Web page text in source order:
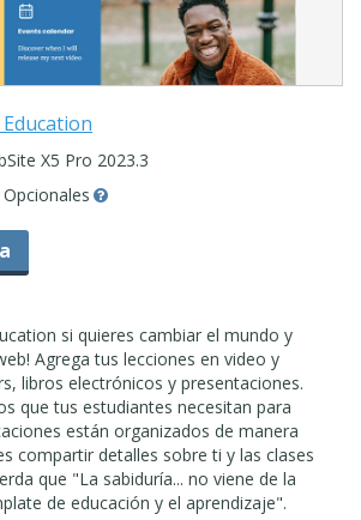
X5 Pro 2023.3
si quieres cambiar el mundo y
Agrega tus lecciones en video y
libros electrónicos y presentaciones.
que tus estudiantes necesitan para
están organizados de manera
compartir detalles sobre ti y las clases
que "La sabiduría... no viene de la
de educación y el aprendizaje".